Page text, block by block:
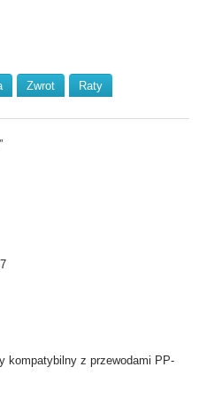
Zwrot
Raty
kompatybilny z przewodami PP-